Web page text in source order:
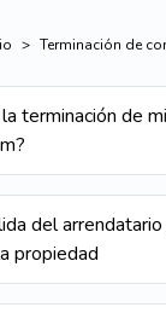
> Terminación de
terminación de mi
del
propiedad